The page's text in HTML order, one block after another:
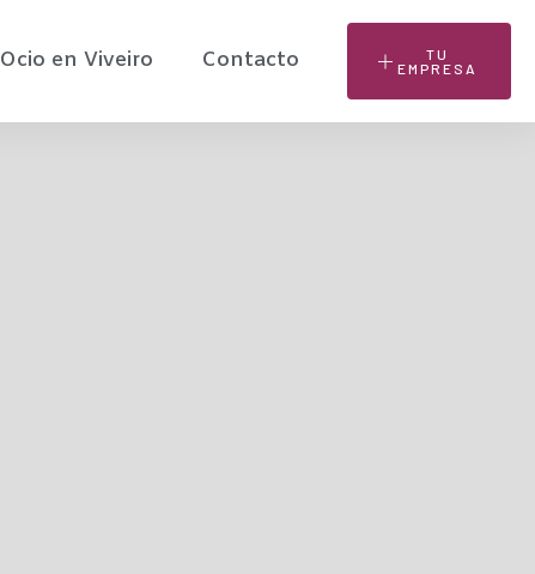
Ocio en Viveiro Contacto
TU
EMPRESA